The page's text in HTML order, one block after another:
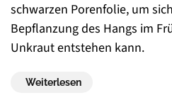
schwarzen Porenfolie, um
Bepflanzung des Hangs im
Unkraut entstehen kann.
Weiterlesen